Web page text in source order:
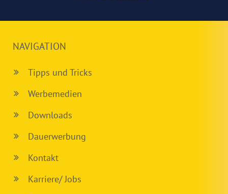
NAVIGATION
Tipps und Tricks
Werbemedien
Downloads
Dauerwerbung
Kontakt
Karriere/ Jobs